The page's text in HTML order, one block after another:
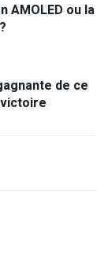
AMOLED ou la
de ce